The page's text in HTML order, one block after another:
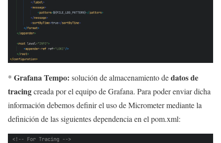
* Grafana Tempo: solución de almacenamiento dedatos de
tracingcreada por el equipo de Grafana. Para poder enviar dicha
información debemos definir el uso de Micrometer mediante la
definición de las siguientes dependencia en el pom.xml: